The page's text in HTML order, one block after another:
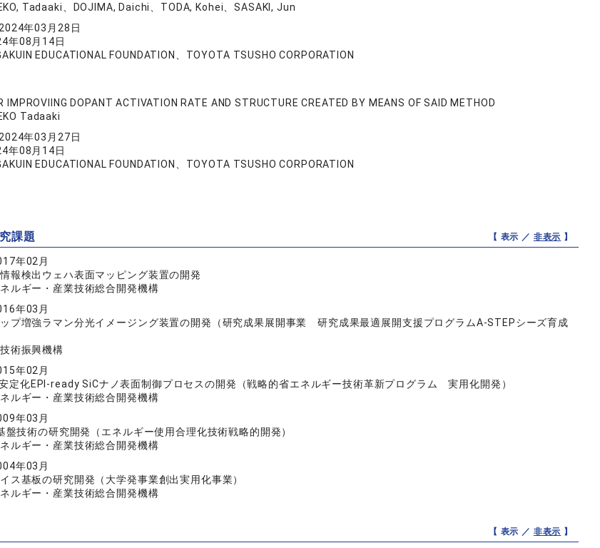
Tadaaki、DOJIMA, Daichi、TODA, Kohei、SASAKI, Jun
年03月28日
年08月14日
EDUCATIONAL FOUNDATION、TOYOTA TSUSHO CORPORATION
IMPROVIING DOPANT ACTIVATION RATE AND STRUCTURE CREATED BY MEANS OF SAID METHOD
Tadaaki
年03月27日
年08月14日
EDUCATIONAL FOUNDATION、TOYOTA TSUSHO CORPORATION
課題 【 表示 ／ 非表示 】
年02月
報検出ウェハ表面マッピング装置の開発
ルギー・産業技術総合開発機構
年03月
プ増強ラマン分光イメージング装置の開発（研究成果展開事業 研究成果最適展開支援プログラムA-STEPシーズ育成
術振興機構
年02月
定化EPI-ready SiCナノ表面制御プロセスの開発（戦略的省エネルギー技術革新プログラム 実用化開発）
ルギー・産業技術総合開発機構
年03月
盤技術の研究開発（エネルギー使用合理化技術戦略的開発）
ルギー・産業技術総合開発機構
年03月
ス基板の研究開発（大学発事業創出実用化事業）
ルギー・産業技術総合開発機構
【 表示 ／ 非表示 】